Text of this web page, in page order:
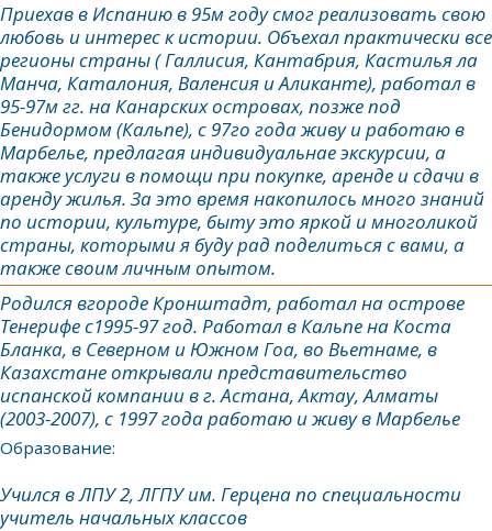
Приехав в Испанию в 95м году смог реализовать свою
любовь и интерес к истории. Объехал практически все
регионы страны ( Галлисия, Кантабрия, Кастилья ла
Манча, Каталония, Валенсия и Аликанте), работал в
95-97м гг. на Канарских островах, позже под
Бенидормом (Кальпе), с 97го года живу и работаю в
Марбелье, предлагая индивидуальнае экскурсии, а
также услуги в помощи при покупке, аренде и сдачи в
аренду жилья. За это время накопилось много знаний
по истории, культуре, быту это яркой и многоликой
страны, которыми я буду рад поделиться с вами, а
также своим личным опытом.
Родился вгороде Кронштадт, работал на острове
Тенерифе с1995-97 год. Работал в Кальпе на Коста
Бланка, в Северном и Южном Гоа, во Вьетнаме, в
Казахстане открывали представительство
испанской компании в г. Астана, Актау, Алматы
(2003-2007), с 1997 года работаю и живу в Марбелье
Образование:
Учился в ЛПУ 2, ЛГПУ им. Герцена по специальности
учитель начальных классов